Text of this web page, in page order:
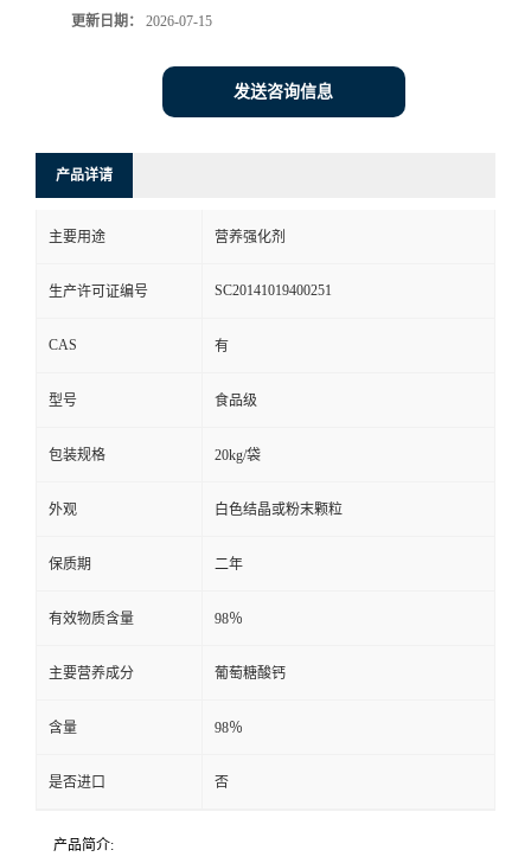
更新日期： 2026-07-15
发送咨询信息
产品详请
主要用途 营养强化剂
生产许可证编号 SC20141019400251
CAS 有
型号 食品级
包装规格 20kg/袋
外观 白色结晶或粉末颗粒
保质期 二年
有效物质含量 98％
主要营养成分 葡萄糖酸钙
含量 98％
是否进口 否
产品简介: